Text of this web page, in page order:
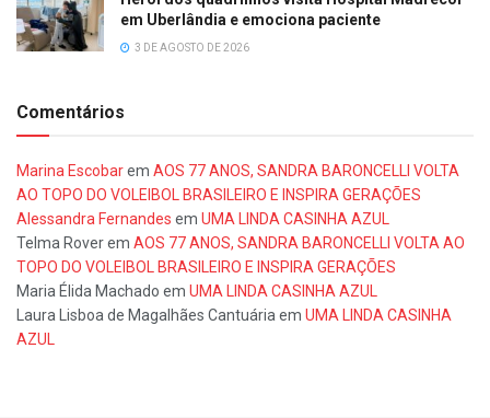
em Uberlândia e emociona paciente
3 DE AGOSTO DE 2026
Comentários
Marina Escobarem AOS 77 ANOS, SANDRA BARONCELLI VOLTA
AO TOPO DO VOLEIBOL BRASILEIRO E INSPIRA GERAÇÕES
Alessandra Fernandes em UMA LINDA CASINHA AZUL
Telma Roverem AOS 77 ANOS, SANDRA BARONCELLI VOLTA AO
TOPO DO VOLEIBOL BRASILEIRO E INSPIRA GERAÇÕES
Maria Élida Machado em UMA LINDA CASINHA AZUL
Laura Lisboa de Magalhães Cantuária em UMA LINDA CASINHA
AZUL